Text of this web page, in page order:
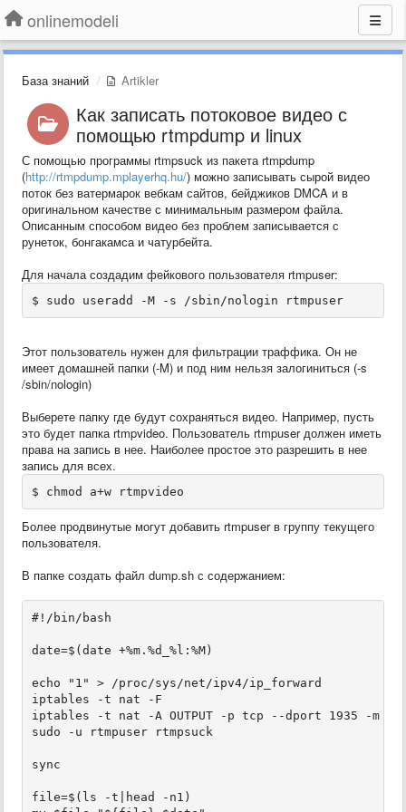
onlinemodeli
База знаний Artikler
Как записать потоковое видео с
помощью rtmpdump и linux
С помощью программы rtmpsuck из пакета rtmpdump
(http://rtmpdump.mplayerhq.hu/) можно записывать сырой видео
поток без ватермарок вебкам сайтов, бейджиков DMCA и в
оригинальном качестве с минимальным размером файла.
Описанным способом видео без проблем записывается с
рунеток, бонгакамса и чатурбейта.
Для начала создадим фейкового пользователя rtmpuser:
$ sudo useradd -M -s /sbin/nologin rtmpuser
Этот пользователь нужен для фильтрации траффика. Он не
имеет домашней папки (-M) и под ним нельзя залогиниться (-s
/sbin/nologin)
Выберете папку где будут сохраняться видео. Например, пусть
это будет папка rtmpvideo. Пользователь rtmpuser должен иметь
права на запись в нее. Наиболее простое это разрешить в нее
запись для всех.
Более продвинутые могут добавить rtmpuserв группу текущего
пользователя.
В папке создать файл dump.sh с содержанием:
#!/bin/bash
date=$(date +%m.%d_%l:%M)
echo "1" > /proc/sys/net/ipv4/ip_forward
iptables -t nat -F
iptables -t nat -A OUTPUT -p tcp --dport 1935 -m
sudo -u rtmpuser rtmpsuck
sync
file=$(ls -t|head -n1)